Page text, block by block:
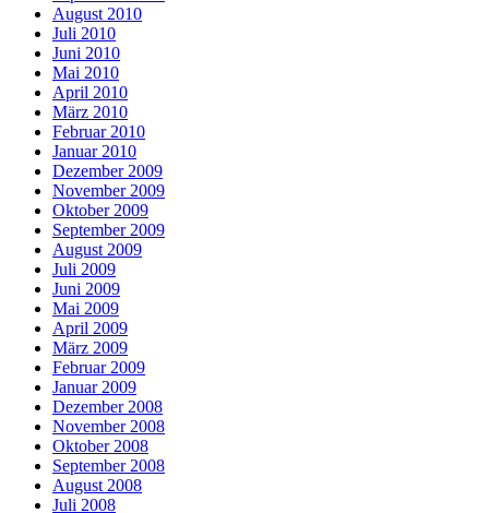
August 2010
Juli 2010
Juni 2010
Mai 2010
April 2010
März 2010
Februar 2010
Januar 2010
Dezember 2009
November 2009
Oktober 2009
September 2009
August 2009
Juli 2009
Juni 2009
Mai 2009
April 2009
März 2009
Februar 2009
Januar 2009
Dezember 2008
November 2008
Oktober 2008
September 2008
August 2008
Juli 2008